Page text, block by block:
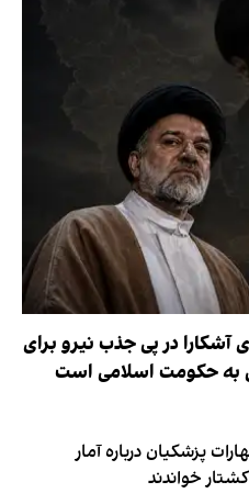
آشکارا در پی جذب نیرو برای
به حکومت اسلامی است
پزشکیان درباره آمار
کشتار خواندند